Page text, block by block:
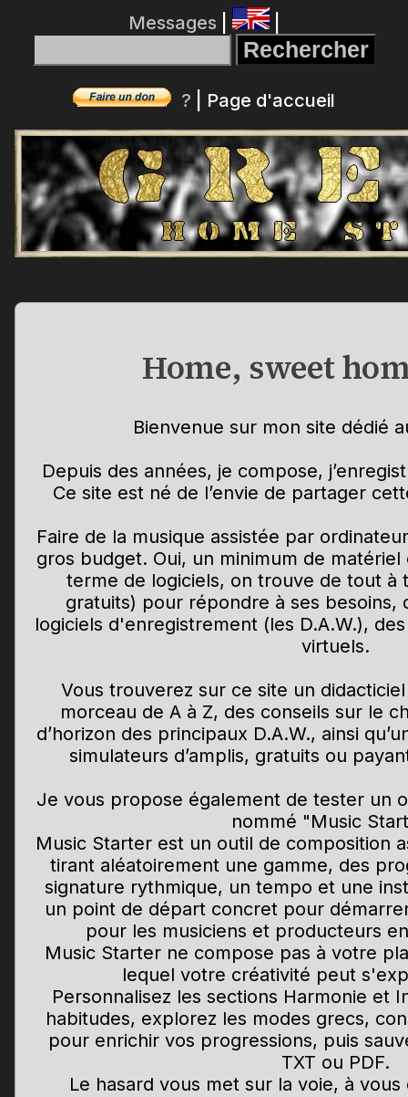
Messages |
? Page d'accueil
Home, sweet
Bienvenue sur mon site dédié
Depuis des années, je compose,
Ce site est né de l’envie de partager
Faire de la musique assistée par
gros budget. Oui, un minimum de
terme de logiciels, on trouve de tout à
gratuits) pour répondre à ses besoins,
logiciels d'enregistrement (les D.A.W.),
virtuels.
Vous trouverez sur ce site un
morceau de A à Z, des conseils sur le
d’horizon des principaux D.A.W., ainsi
simulateurs d’amplis, gratuits ou
Je vous propose également de tester un
nommé "Music
Music Starter est un outil de composition
tirant aléatoirement une gamme, des
signature rythmique, un tempo et une
un point de départ concret pour
pour les musiciens et producteurs
Music Starter ne compose pas à votre
lequel votre créativité peut
Personnalisez les sections Harmonie et
habitudes, explorez les modes grecs,
pour enrichir vos progressions, puis
TXT ou PDF.
Le hasard vous met sur la voie, à